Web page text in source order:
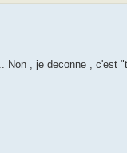
... Non , je deconne , c'est